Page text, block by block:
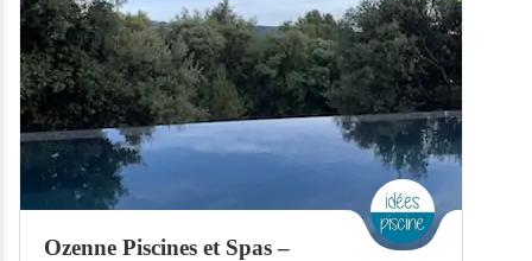
Ozenne Piscines et Spas –